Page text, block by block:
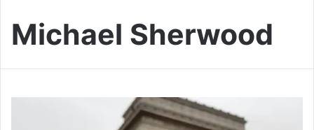
Michael Sherwood